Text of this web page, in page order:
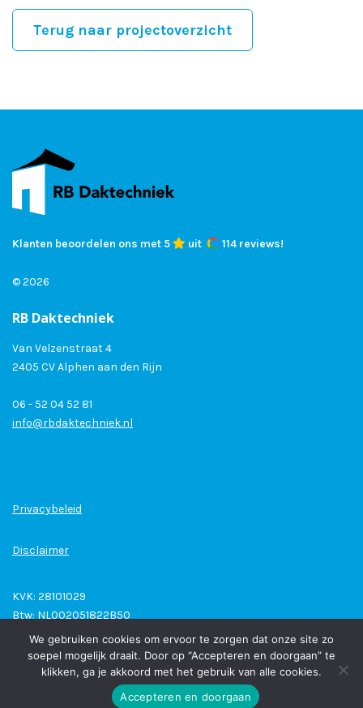
Terug naar projectoverzicht
Klanten beoordelen ons met 5 uit 114 reviews!
© 2026
RB Daktechniek
Van Velzenstraat 4
2405 CV Alphen aan den Rijn
06 - 52 04 52 81
info@rbdaktechniek.nl
Privacybeleid
Disclaimer
KVK: 28101029
Btw: NL002051822B50
Bank: NL45 RABO 0300445881
We gebruiken cookies om ervoor te zorgen dat onze site zo
soepel mogelijk draait. Door op “Accepteren en doorgaan” te
klikken, ga je akkoord met het gebruik van alle cookies.
Accepteren en doorgaan